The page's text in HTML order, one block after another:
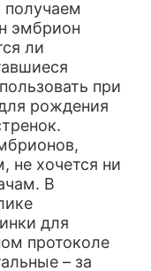
эмбрион
ли
при
рождения
не хочется ни
В
для
протоколе
– за